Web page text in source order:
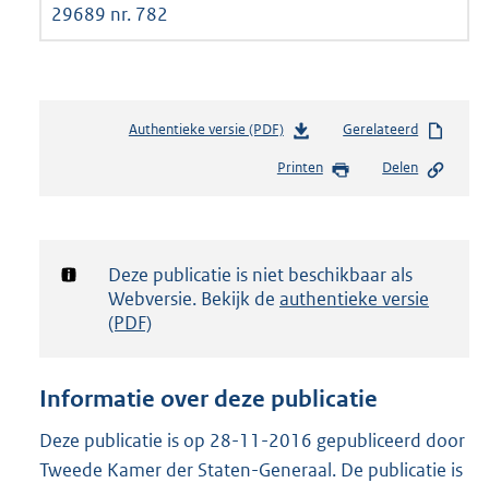
29689 nr. 782
Authentieke versie (PDF)b
s
d
g
t
e
:
Gerelateerd
Printen Delen
Notificatie:
Deze publicatie is niet beschikbaar als
Webversie. Bekijk de authentieke versie
(PDF)
Informatie over deze publicatie
Deze publicatie is op 28-11-2016 gepubliceerd door
Tweede Kamer der Staten-Generaal. De publicatie is